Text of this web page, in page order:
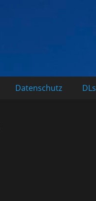
Datenschutz DLs